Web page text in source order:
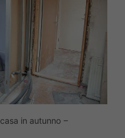
in autunno –